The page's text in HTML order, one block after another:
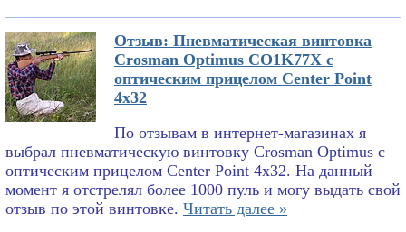
Отзыв: Пневматическая винтовка
Crosman Optimus CO1K77X с
оптическим прицелом Center Point
4x32
По отзывам в интернет-магазинах я
выбрал пневматическую винтовку Crosman Optimus с
оптическим прицелом Center Point 4x32. На данный
момент я отстрелял более 1000 пуль и могу выдать свой
отзыв по этой винтовке. Читать далее »